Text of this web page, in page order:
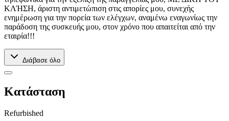
ΚΛΉΣΗ, άριστη αντιμετώπιση στις απορίες μου, συνεχής
ενημέρωση για την πορεία των ελέγχων, αναμένω εναγωνίως την
παράδοση της συσκευής μου, στον χρόνο που απαιτείται από την
εταιρία!!!
Διάβασε όλο
Kατάσταση
Refurbished